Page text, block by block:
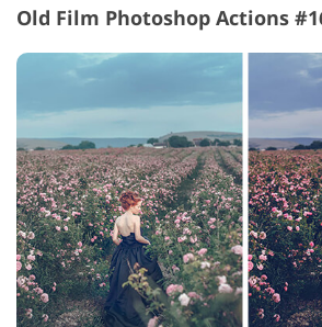
Old Film Photoshop Actions